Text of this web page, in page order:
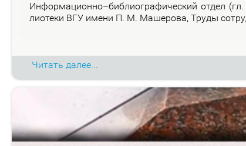
Ин­фор­ма­ци­он­но–биб­лио­гра­фи­че­ский от­дел
лио­те­ки ВГУ име­ни П. М. Ма­ше­ро­ва, Тру­ды
Читать далее...